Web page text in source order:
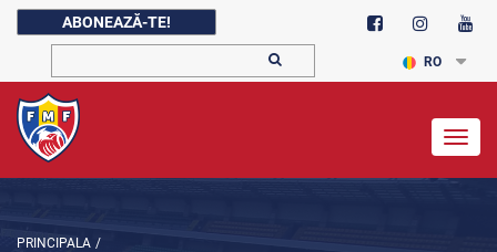
ABONEAZĂ-TE!
RO
PRINCIPALA /